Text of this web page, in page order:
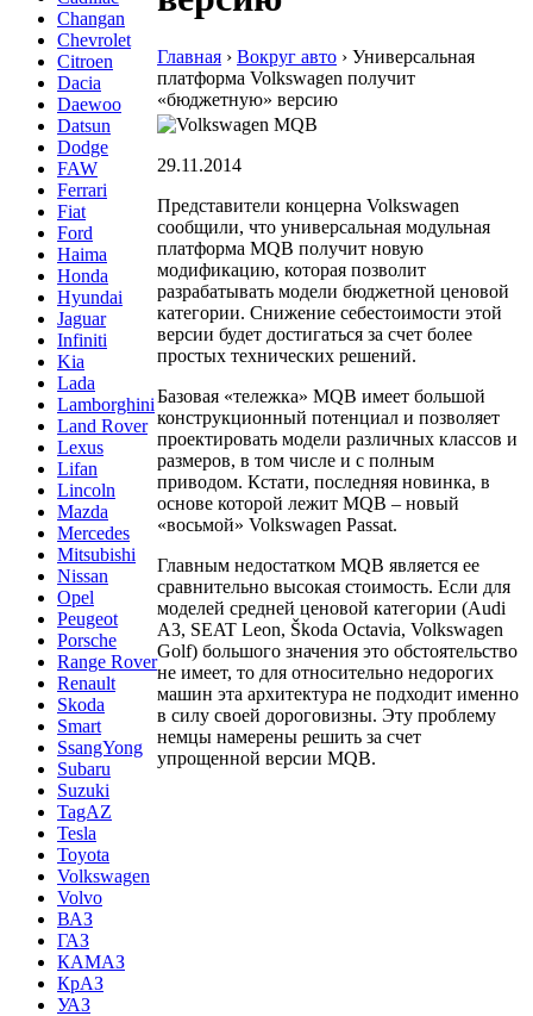
Changan
Chevrolet
Citroen
Dacia
Daewoo
Datsun
Dodge
FAW
Ferrari
Fiat
Ford
Haima
Honda
Hyundai
Jaguar
Infiniti
Kia
Lada
Lamborghini
Land Rover
Lexus
Lifan
Lincoln
Mazda
Mercedes
Mitsubishi
Nissan
Opel
Peugeot
Porsche
Range Rover
Renault
Skoda
Smart
SsangYong
Subaru
Suzuki
TagAZ
Tesla
Toyota
Volkswagen
Volvo
ВАЗ
ГАЗ
КАМАЗ
КрАЗ
УАЗ
Главная › Вокруг авто › Универсальная
платформа Volkswagen получит
«бюджетную» версию
29.11.2014
Представители концерна Volkswagen
сообщили, что универсальная модульная
платформа MQB получит новую
модификацию, которая позволит
разрабатывать модели бюджетной ценовой
категории. Снижение себестоимости этой
версии будет достигаться за счет более
простых технических решений.
Базовая «тележка» MQB имеет большой
конструкционный потенциал и позволяет
проектировать модели различных классов и
размеров, в том числе и с полным
приводом. Кстати, последняя новинка, в
основе которой лежит MQB – новый
«восьмой» Volkswagen Passat.
Главным недостатком MQB является ее
сравнительно высокая стоимость. Если для
моделей средней ценовой категории (Audi
A3, SEAT Leon, Škoda Octavia, Volkswagen
Golf) большого значения это обстоятельство
не имеет, то для относительно недорогих
машин эта архитектура не подходит именно
в силу своей дороговизны. Эту проблему
немцы намерены решить за счет
упрощенной версии MQB.